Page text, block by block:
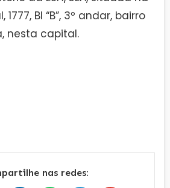
Bl “B”, 3º andar, bairro
nesta capital.
nas redes: